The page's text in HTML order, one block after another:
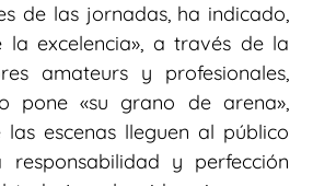
de las jornadas, ha indicado,
la excelencia», a través de la
amateurs y profesionales,
pone «su grano de arena»,
escenas lleguen al público
y perfección